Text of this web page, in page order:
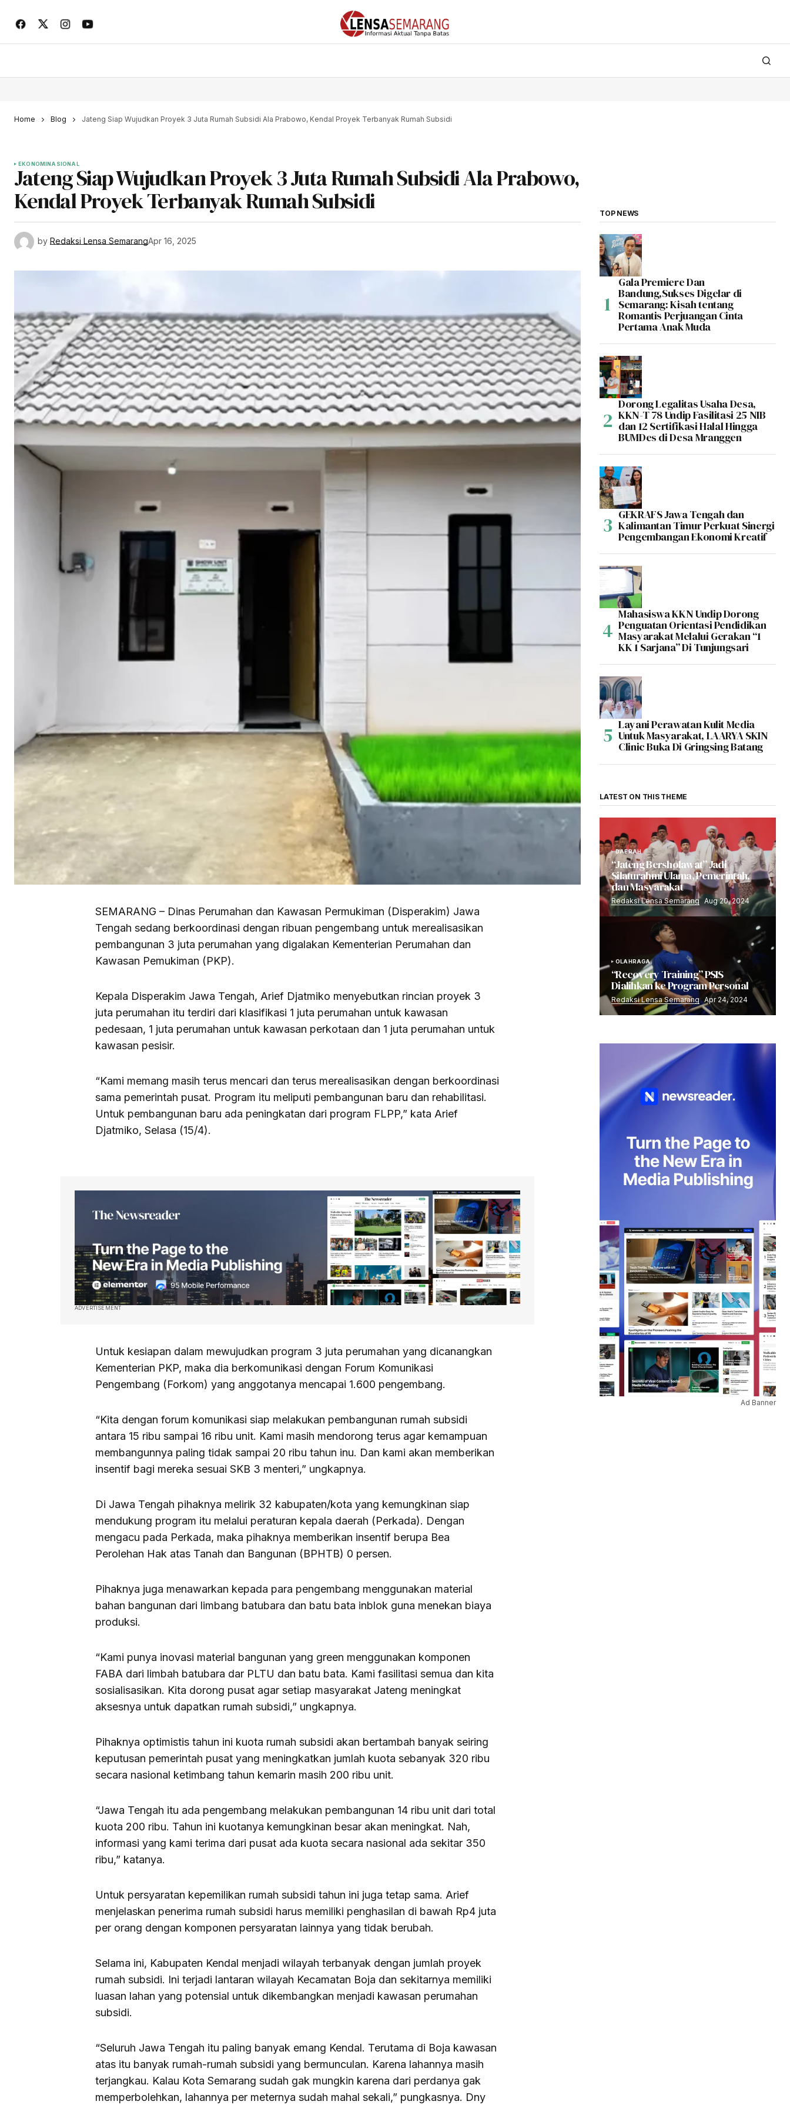
Home Blog Jateng Siap Wujudkan Proyek 3 Juta Rumah Subsidi Ala Prabowo, Kendal Proyek Terbanyak Rumah Subsidi
EKONOMINASIONAL
Jateng Siap Wujudkan Proyek 3 Juta Rumah Subsidi Ala Prabowo,
Kendal Proyek Terbanyak Rumah Subsidi
by Redaksi Lensa SemarangApr 16, 2025
SEMARANG – Dinas Perumahan dan Kawasan Permukiman (Disperakim) Jawa
Tengah sedang berkoordinasi dengan ribuan pengembang untuk merealisasikan
pembangunan 3 juta perumahan yang digalakan Kementerian Perumahan dan
Kawasan Pemukiman (PKP).
Kepala Disperakim Jawa Tengah, Arief Djatmiko menyebutkan rincian proyek 3
juta perumahan itu terdiri dari klasifikasi 1 juta perumahan untuk kawasan
pedesaan, 1 juta perumahan untuk kawasan perkotaan dan 1 juta perumahan untuk
kawasan pesisir.
“Kami memang masih terus mencari dan terus merealisasikan dengan berkoordinasi
sama pemerintah pusat. Program itu meliputi pembangunan baru dan rehabilitasi.
Untuk pembangunan baru ada peningkatan dari program FLPP,” kata Arief
Djatmiko, Selasa (15/4).
ADVERTISEMENT
Untuk kesiapan dalam mewujudkan program 3 juta perumahan yang dicanangkan
Kementerian PKP, maka dia berkomunikasi dengan Forum Komunikasi
Pengembang (Forkom) yang anggotanya mencapai 1.600 pengembang.
“Kita dengan forum komunikasi siap melakukan pembangunan rumah subsidi
antara 15 ribu sampai 16 ribu unit. Kami masih mendorong terus agar kemampuan
membangunnya paling tidak sampai 20 ribu tahun inu. Dan kami akan memberikan
insentif bagi mereka sesuai SKB 3 menteri,” ungkapnya.
Di Jawa Tengah pihaknya melirik 32 kabupaten/kota yang kemungkinan siap
mendukung program itu melalui peraturan kepala daerah (Perkada). Dengan
mengacu pada Perkada, maka pihaknya memberikan insentif berupa Bea
Perolehan Hak atas Tanah dan Bangunan (BPHTB) 0 persen.
Pihaknya juga menawarkan kepada para pengembang menggunakan material
bahan bangunan dari limbang batubara dan batu bata inblok guna menekan biaya
produksi.
“Kami punya inovasi material bangunan yang green menggunakan komponen
FABA dari limbah batubara dar PLTU dan batu bata. Kami fasilitasi semua dan kita
sosialisasikan. Kita dorong pusat agar setiap masyarakat Jateng meningkat
aksesnya untuk dapatkan rumah subsidi,” ungkapnya.
Pihaknya optimistis tahun ini kuota rumah subsidi akan bertambah banyak seiring
keputusan pemerintah pusat yang meningkatkan jumlah kuota sebanyak 320 ribu
secara nasional ketimbang tahun kemarin masih 200 ribu unit.
“Jawa Tengah itu ada pengembang melakukan pembangunan 14 ribu unit dari total
kuota 200 ribu. Tahun ini kuotanya kemungkinan besar akan meningkat. Nah,
informasi yang kami terima dari pusat ada kuota secara nasional ada sekitar 350
ribu,” katanya.
Untuk persyaratan kepemilikan rumah subsidi tahun ini juga tetap sama. Arief
menjelaskan penerima rumah subsidi harus memiliki penghasilan di bawah Rp4 juta
per orang dengan komponen persyaratan lainnya yang tidak berubah.
Selama ini, Kabupaten Kendal menjadi wilayah terbanyak dengan jumlah proyek
rumah subsidi. Ini terjadi lantaran wilayah Kecamatan Boja dan sekitarnya memiliki
luasan lahan yang potensial untuk dikembangkan menjadi kawasan perumahan
subsidi.
“Seluruh Jawa Tengah itu paling banyak emang Kendal. Terutama di Boja kawasan
atas itu banyak rumah-rumah subsidi yang bermunculan. Karena lahannya masih
terjangkau. Kalau Kota Semarang sudah gak mungkin karena dari perdanya gak
memperbolehkan, lahannya per meternya sudah mahal sekali,” pungkasnya. Dny
TOP NEWS
Gala Premiere Dan
Bandung,Sukses Digelar di
Semarang: Kisah tentang
Romantis Perjuangan Cinta
Pertama Anak Muda
Dorong Legalitas Usaha Desa,
KKN-T 78 Undip Fasilitasi 25 NIB
dan 12 Sertifikasi Halal Hingga
BUMDes di Desa Mranggen
GEKRAFS Jawa Tengah dan
Kalimantan Timur Perkuat Sinergi
Pengembangan Ekonomi Kreatif
Mahasiswa KKN Undip Dorong
Penguatan Orientasi Pendidikan
Masyarakat Melalui Gerakan “1
KK 1 Sarjana” Di Tunjungsari
Layani Perawatan Kulit Media
Untuk Masyarakat, LAARYA SKIN
Clinic Buka Di Gringsing Batang
LATEST ON THIS THEME
DAERAH
“Jateng Bersholawat” Jadi
Silaturahmi Ulama, Pemerintah,
dan Masyarakat
Redaksi Lensa Semarang Aug 20, 2024
OLAHRAGA
“Recovery Training” PSIS
Dialihkan ke Program Personal
Redaksi Lensa Semarang Apr 24, 2024
Ad Banner